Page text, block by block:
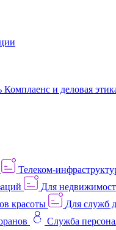
Комплаенс и деловая
Телеком-
Для
красоты Для служб
Служба